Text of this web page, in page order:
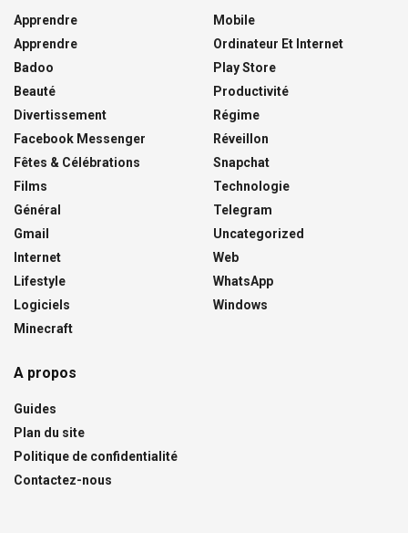
Apprendre
Apprendre
Badoo
Beauté
Divertissement
Facebook Messenger
Fêtes & Célébrations
Films
Général
Gmail
Internet
Lifestyle
Logiciels
Minecraft
Mobile
Ordinateur Et Internet
Play Store
Productivité
Régime
Réveillon
Snapchat
Technologie
Telegram
Uncategorized
Web
WhatsApp
Windows
A propos
Guides
Plan du site
Politique de confidentialité
Contactez-nous